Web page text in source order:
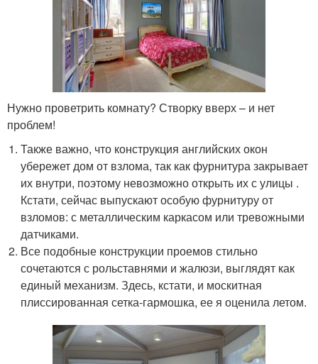
Нужно проветрить комнату? Створку вверх – и нет
проблем!
Также важно, что конструкция английских окон
убережет дом от взлома, так как фурнитура закрывает
их внутри, поэтому невозможно открыть их с улицы .
Кстати, сейчас выпускают особую фурнитуру от
взломов: с металлическим каркасом или тревожными
датчиками.
Все подобные конструкции проемов стильно
сочетаются с рольставнями и жалюзи, выглядят как
единый механизм. Здесь, кстати, и москитная
плиссированная сетка-гармошка, ее я оценила летом.